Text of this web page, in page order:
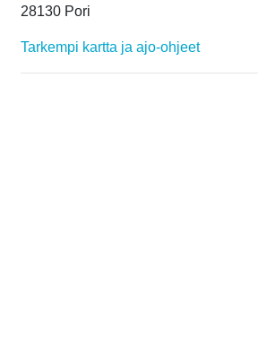
28130 Pori
Tarkempi kartta ja ajo-ohjeet